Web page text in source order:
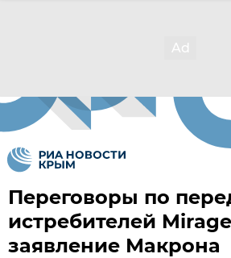
Переговоры по
истребителей
заявление Макрона